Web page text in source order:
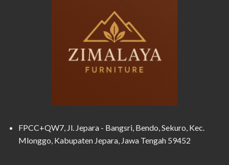
FPCC+QW7, Jl. Jepara - Bangsri, Bendo, Sekuro, Kec.
Mlonggo, Kabupaten Jepara, Jawa Tengah 59452